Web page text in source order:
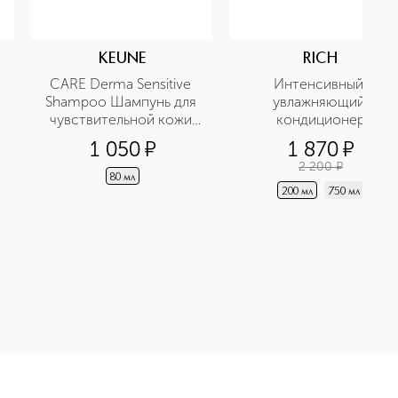
KEUNE
CARE Derma Sensitive
Shampoo Шампунь для
чувствительной кожи
головы в дорожном
формате
1 050¤
80 мл
RICH
Интенсивный
увлажняющий
кондиционер
1 870¤
2 200 ¤
200 мл 750 мл